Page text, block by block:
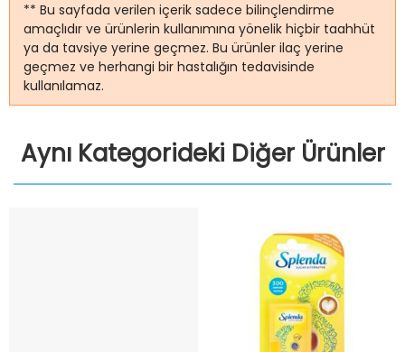
** Bu sayfada verilen içerik sadece bilinçlendirme
amaçlıdır ve ürünlerin kullanımına yönelik hiçbir taahhüt
ya da tavsiye yerine geçmez. Bu ürünler ilaç yerine
geçmez ve herhangi bir hastalığın tedavisinde
kullanılamaz.
Aynı Kategorideki Diğer Ürünler